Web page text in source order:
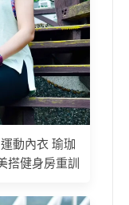
動內衣 瑜珈
搭健身房重訓